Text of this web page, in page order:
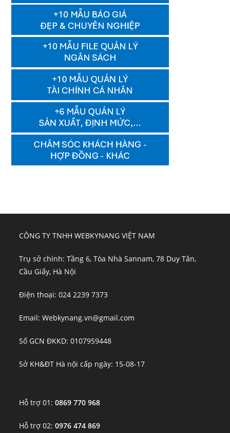
CÔNG TY TNHH WEBKYNANG VIỆT NAM
Trụ sở chính: Tầng 6, Tòa Nhà Sannam, 78 Duy Tân,
Cầu Giấy, Hà Nội
Điện thoại: 024 2239 7373
Email: Webkynang.vn@gmail.com
Số GCN ĐKKD: 0107959448
Sở KH&ĐT Hà nội cấp ngày: 15-08-17
Hỗ trợ 01:0869 770 968
Hỗ trợ 02:0976 474 869